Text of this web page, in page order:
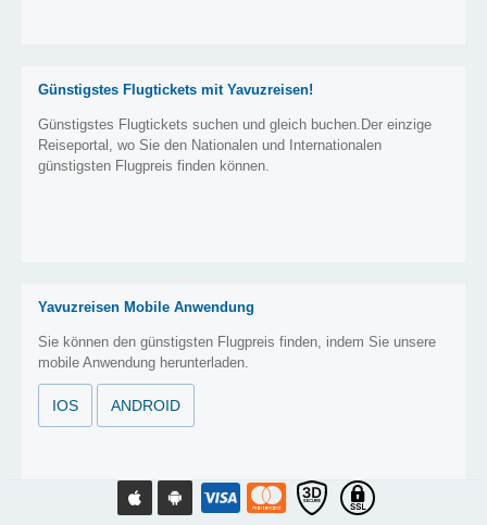
Günstigstes Flugtickets mit Yavuzreisen!
Günstigstes Flugtickets suchen und gleich buchen.Der einzige
Reiseportal, wo Sie den Nationalen und Internationalen
günstigsten Flugpreis finden können.
Yavuzreisen Mobile Anwendung
Sie können den günstigsten Flugpreis finden, indem Sie unsere
mobile Anwendung herunterladen.
IOS ANDROID